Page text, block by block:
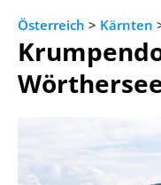
Österreich > Kärnten